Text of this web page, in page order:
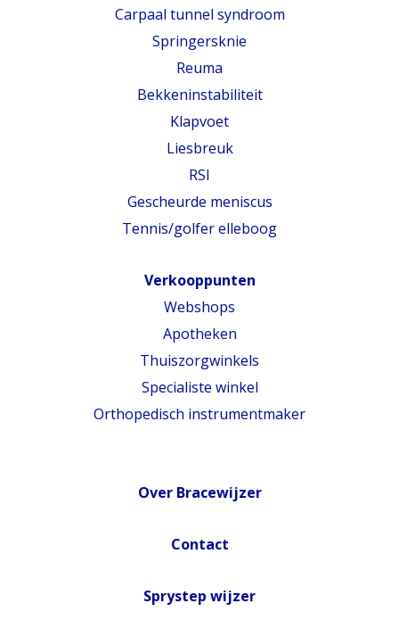
Carpaal tunnel syndroom
Springersknie
Reuma
Bekkeninstabiliteit
Klapvoet
Liesbreuk
RSI
Gescheurde meniscus
Tennis/golfer elleboog
Verkooppunten
Webshops
Apotheken
Thuiszorgwinkels
Specialiste winkel
Orthopedisch instrumentmaker
Over Bracewijzer
Contact
Sprystep wijzer